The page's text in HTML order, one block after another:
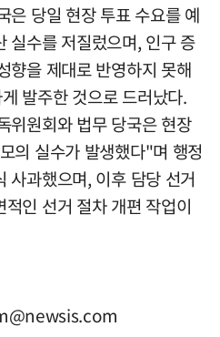
은 당일 현장 투표 수요를 예
실수를 저질렀으며, 인구 증
향을 제대로 반영하지 못해
발주한 것으로 드러났다.
위원회와 법무 당국은 현장
의 실수가 발생했다"며 행정
사과했으며, 이후 담당 선거
인 선거 절차 개편 작업이